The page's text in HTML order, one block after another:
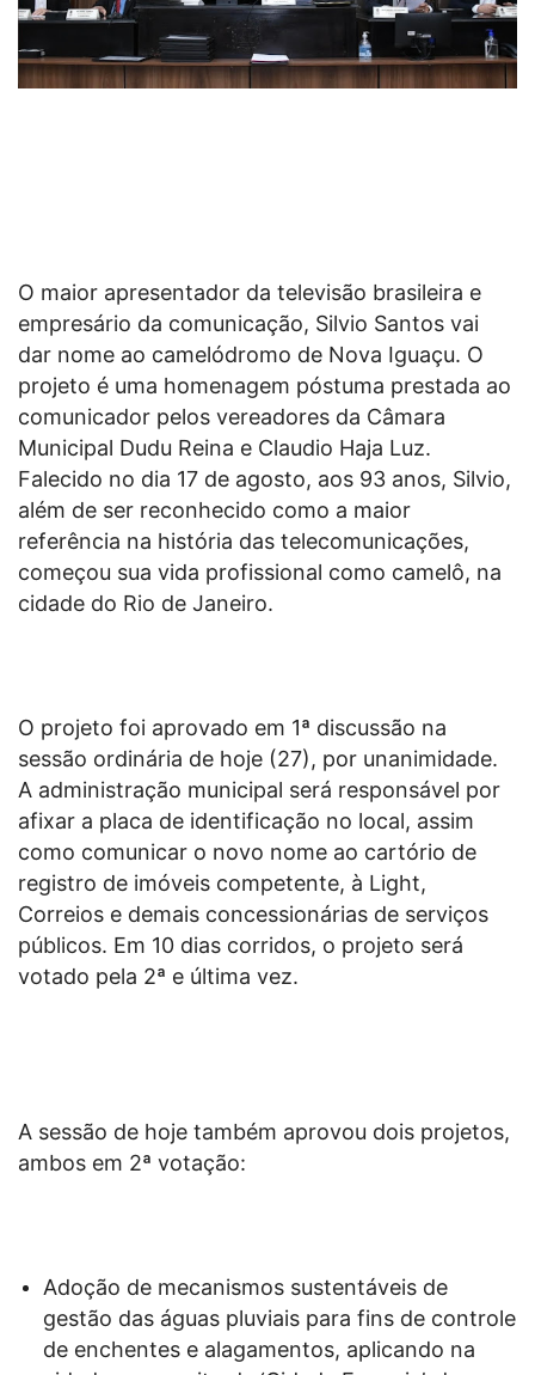
O maior apresentador da televisão brasileira e
empresário da comunicação, Silvio Santos vai
dar nome ao camelódromo de Nova Iguaçu. O
projeto é uma homenagem póstuma prestada ao
comunicador pelos vereadores da Câmara
Municipal Dudu Reina e Claudio Haja Luz.
Falecido no dia 17 de agosto, aos 93 anos, Silvio,
além de ser reconhecido como a maior
referência na história das telecomunicações,
começou sua vida profissional como camelô, na
cidade do Rio de Janeiro.
O projeto foi aprovado em 1ª discussão na
sessão ordinária de hoje (27), por unanimidade.
A administração municipal será responsável por
afixar a placa de identificação no local, assim
como comunicar o novo nome ao cartório de
registro de imóveis competente, à Light,
Correios e demais concessionárias de serviços
públicos. Em 10 dias corridos, o projeto será
votado pela 2ª e última vez.
A sessão de hoje também aprovou dois projetos,
ambos em 2ª votação:
Adoção de mecanismos sustentáveis de
gestão das águas pluviais para fins de controle
de enchentes e alagamentos, aplicando na